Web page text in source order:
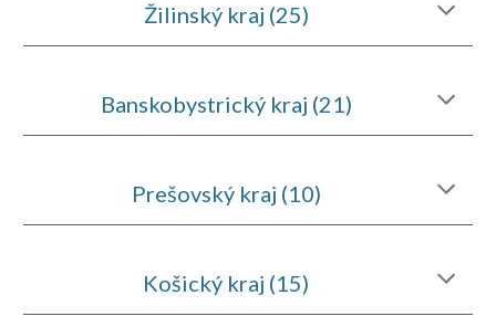
Žilinský kraj (25)
Banskobystrický kraj (21)
Prešovský kraj (10)
Košický kraj (15)